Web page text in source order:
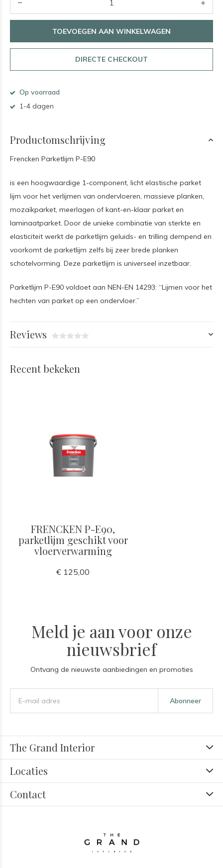
TOEVOEGEN AAN WINKELWAGEN
DIRECTE CHECKOUT
Op voorraad
1-4 dagen
Productomschrijving
Frencken Parketlijm P-E90
is een hoogwaardige 1-component, licht elastische parket
lijm voor het verlijmen van ondervloeren, massieve planken,
mozaïkparket, meerlagen of kant-en-klaar parket en
laminaatparket. Door de unieke combinatie van sterkte en
elasticiteit werkt de parketlijm geluids- en trilling dempend en
voorkomt de parketlijm zelfs bij zeer brede planken
schotelvorming. Deze parketlijm is universeel inzetbaar.
Parketlijm P-E90 voldoet aan NEN-EN 14293: “Lijmen voor het
hechten van parket op een ondervloer.”
Reviews
Recent bekeken
FRENCKEN P-E90,
parketlijm geschikt voor
vloerverwarming
€ 125,00
Meld je aan voor onze
nieuwsbrief
Ontvang de nieuwste aanbiedingen en promoties
Abonneer
The Grand Interior
Locaties
Contact